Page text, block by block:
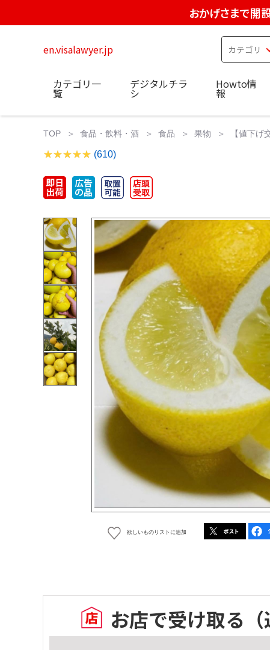
おかげさまで開
en.visalawyer.jp
カテゴリ一
覧
デジタルチラ
シ
Howto情
報
TOP 食品・飲料・酒 食品 果物 【値下げ
(610)
欲しいものリストに追加
お店で受け取る